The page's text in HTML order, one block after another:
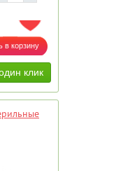
ДОБАВИТЬ В ИЗБРАННОЕ